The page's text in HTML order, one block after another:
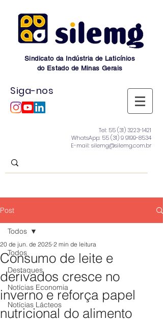
Sindicato da Indústria de Laticínios
do Estado de Minas Gerais
Siga-nos
Tel: 55 (31) 3223-1421
WhatsApp: 55 (31) 9 9199-8534
E-mail: silemg@silemg.com.br
Post
Todos
Destaques
Notícias Economia
Notícias Lácteos
Todos
Consumo de leite e
derivados cresce no
inverno e reforça papel
nutricional do alimento
20 de jun. de 2025 2 min de leitura